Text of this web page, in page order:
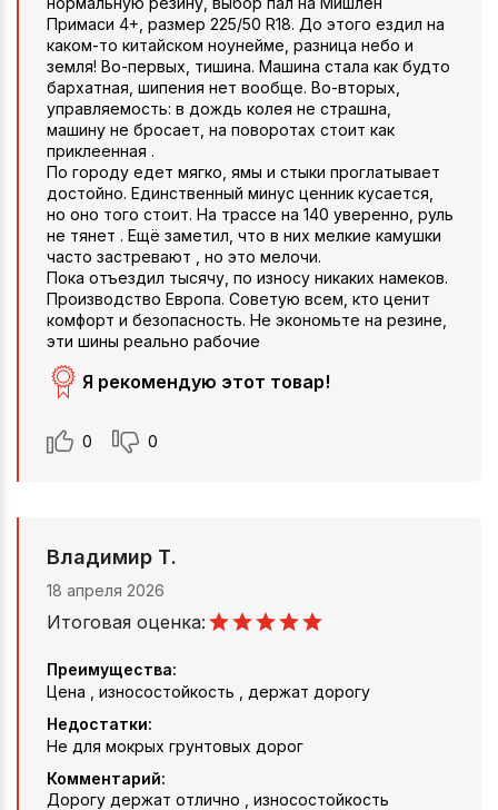
Примаси 4+, размер 225/50 R18. До этого ездил на
каком-то китайском ноунейме, разница небо и
земля! Во-первых, тишина. Машина стала как будто
бархатная, шипения нет вообще. Во-вторых,
управляемость: в дождь колея не страшна,
машину не бросает, на поворотах стоит как
приклеенная .
По городу едет мягко, ямы и стыки проглатывает
достойно. Единственный минус ценник кусается,
но оно того стоит. На трассе на 140 уверенно, руль
не тянет . Ещё заметил, что в них мелкие камушки
часто застревают , но это мелочи.
Пока отъездил тысячу, по износу никаких намеков.
Производство Европа. Советую всем, кто ценит
комфорт и безопасность. Не экономьте на резине,
эти шины реально рабочие
Я рекомендую этот товар!
0 0
Владимир Т.
18 апреля 2026
Итоговая оценка:
Преимущества:
Цена , износостойкость , держат дорогу
Недостатки:
Не для мокрых грунтовых дорог
Комментарий:
Дорогу держат отлично , износостойкость